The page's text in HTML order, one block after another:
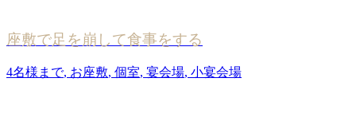
座敷で足を崩して食事をする
4名様まで, お座敷, 個室, 宴会場, 小宴会場